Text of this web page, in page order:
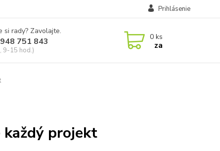
Prihlásenie
si rady? Zavolajte.
751 843
9-15 hod.)
0 ks
za
projekt